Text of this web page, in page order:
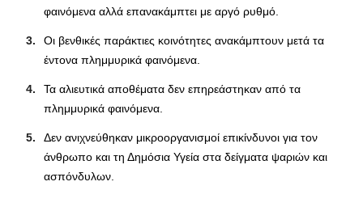
φαινόμενα αλλά επανακάμπτει με αργό ρυθμό.
Οι βενθικές παράκτιες κοινότητες ανακάμπτουν μετά τα
έντονα πλημμυρικά φαινόμενα.
Τα αλιευτικά αποθέματα δεν επηρεάστηκαν από τα
πλημμυρικά φαινόμενα.
Δεν ανιχνεύθηκαν μικροοργανισμοί επικίνδυνοι για τον
άνθρωπο και τη Δημόσια Υγεία στα δείγματα ψαριών και
ασπόνδυλων.